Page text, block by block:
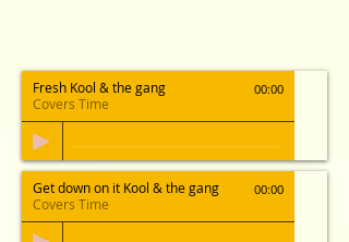
Fresh Kool & the gang
Covers Time
00:00
Get down on it Kool & the gang
Covers Time
00:00